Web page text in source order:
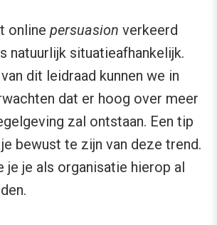
online persuasion verkeerd
natuurlijk situatieafhankelijk.
dit leidraad kunnen we in
dat er hoog over meer
zal ontstaan. Een tip
bewust te zijn van deze trend.
je je als organisatie hierop al